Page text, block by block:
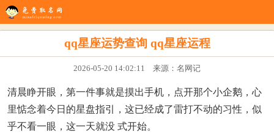
八字配对 在线起名 姓名测试 八字排盘
qq星座运势查询 qq星座运程
2026-05-20 14:02:11 来源：名网记
清晨睁开眼，第一件事就是摸出手机，点开那个小企鹅，心
里惦念着今日的星盘指引，这已经成了雷打不动的习性，似
乎不看一眼，这一天就没 式开始。